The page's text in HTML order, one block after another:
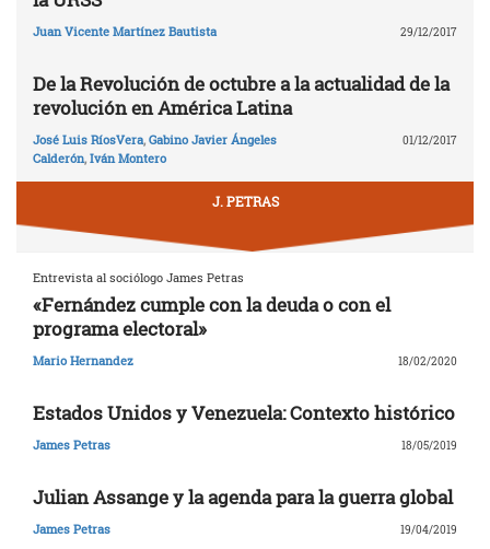
Juan Vicente Martínez Bautista 29/12/2017
De la Revolución de octubre a la actualidad de la
revolución en América Latina
José Luis RíosVera, Gabino Javier Ángeles
Calderón, Iván Montero
01/12/2017
J. PETRAS
Entrevista al sociólogo James Petras
«Fernández cumple con la deuda o con el
programa electoral»
Mario Hernandez 18/02/2020
Estados Unidos y Venezuela: Contexto histórico
James Petras 18/05/2019
Julian Assange y la agenda para la guerra global
James Petras 19/04/2019